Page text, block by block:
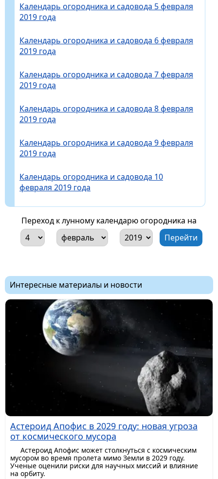
Календарь огородника и садовода 5 февраля
2019 года
Календарь огородника и садовода 6 февраля
2019 года
Календарь огородника и садовода 7 февраля
2019 года
Календарь огородника и садовода 8 февраля
2019 года
Календарь огородника и садовода 9 февраля
2019 года
Календарь огородника и садовода 10
февраля 2019 года
Переход к лунному календарю огородника на
Интересные материалы и новости
Астероид Апофис в 2029 году: новая угроза
от космического мусора
Астероид Апофис может столкнуться с космическим
мусором во время пролета мимо Земли в 2029 году.
Ученые оценили риски для научных миссий и влияние
на орбиту.